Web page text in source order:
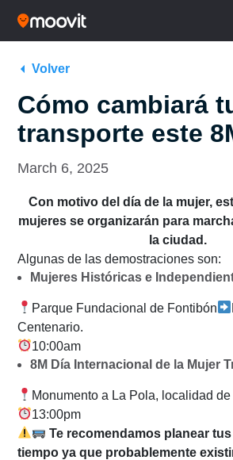
Volver
Cómo cambiará
transporte este
March 6, 2025
Con motivo del día de la mujer,
mujeres se organizarán para
la ciudad.
Algunas de las demostraciones son:
Mujeres Históricas e
Parque Fundacional de Fontibón
Centenario.
10:00am
8M Día Internacional de la Mujer
Monumento a La Pola, localidad
13:00pm
Te recomendamos planear
tiempo ya que probablemente